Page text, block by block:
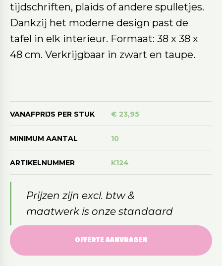
tijdschriften, plaids of andere spulletjes.
Dankzij het moderne design past de
tafel in elk interieur. Formaat: 38 x 38 x
48 cm. Verkrijgbaar in zwart en taupe.
VANAFPRIJS PER STUK € 23,95
MINIMUM AANTAL 10
ARTIKELNUMMER K124
Prijzen zijn excl. btw &
maatwerk is onze standaard
OFFERTE AANVRAGEN